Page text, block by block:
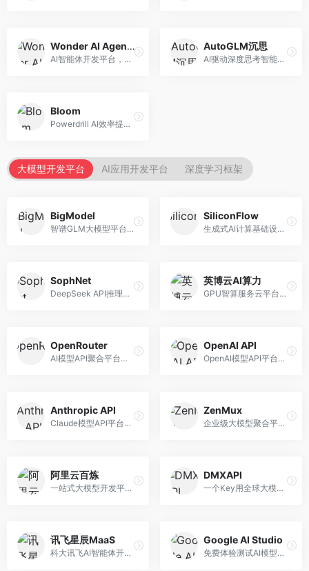
Wonder AI Agents
AI智能体开发平台，专注于低代码智能体创建。面向开发者，提供可视化开发、模板库、部署服务等功能，开发门槛低。
AutoGLM沉思
AI驱动深度思考智能体，专注于复杂推理任务。面向高级用户，提供深度分析、逻辑推理、决策支持等服务，推理能力强。
Bloom
Powerdrill AI效率提升平台，专注于企业智能化。面向企业用户，提供智能体创建、流程自动化、数据分析等服务，企业效率提升显著。
大模型开发平台 AI应用开发平台 深度学习框架
BigModel
智谱GLM大模型平台，提供API调用与模型服务。面向开发者和企业用户，提供GLM系列模型API、微调服务、应用开发工具等，开源生态完善。
SiliconFlow
生成式AI计算基础设施平台，专注于模型推理服务。面向开发者和企业，提供多模型API、高性能推理、成本优化等服务，推理性价比高。
SophNet
DeepSeek API推理平台，专注于DeepSeek模型服务。面向开发者，提供DeepSeek模型API、高性能推理、低成本服务，推理效率高。
英博云AI算力
GPU智算服务云平台，专注于AI算力租赁。面向AI研究者和企业，提供GPU租赁、模型训练、推理服务等，算力资源丰富。
OpenRouter
AI模型API聚合平台，整合多种主流大模型。面向开发者，提供统一API接口、模型对比、成本优化等服务，模型选择灵活。
OpenAI API
OpenAI模型API平台，提供GPT系列模型服务。面向开发者，提供模型API、微调服务、Assistants API等，是AI开发领域的基础设施。
Anthropic API
Claude模型API平台，专注于安全可靠的AI服务。面向开发者，提供Claude系列模型API、安全特性、企业级服务等，API质量高。
ZenMux
企业级大模型聚合平台，专注于企业AI服务。面向企业用户，提供多模型管理、安全合规、成本优化等服务，企业级功能完善。
阿里云百炼
一站式大模型开发平台，深度整合阿里云服务。面向企业开发者和AI团队，提供模型训练、微调、部署、应用开发等全流程服务，企业级功能完善。
DMXAPI
一个Key用全球大模型的聚合平台。面向开发者，提供多模型统一API、简化接入、成本控制等服务，接入便捷。
讯飞星辰MaaS
科大讯飞AI智能体开发平台，专注于企业级模型服务。面向企业用户，提供模型调用、智能体创建、行业解决方案等服务，中文能力突出。
Google AI Studio
免费体验测试AI模型的平台，深度整合Google生态。面向开发者和研究者，提供Gemini模型体验、API密钥管理、提示词测试等服务，免费使用。